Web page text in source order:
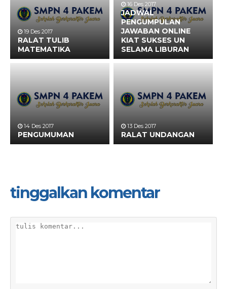
19 Des 2017
RALAT TULIB
MATEMATIKA
16 Des 2017
JADWAL
PENGUMPULAN
JAWABAN ONLINE
KIAT SUKSES UN
SELAMA LIBURAN
14 Des 2017
PENGUMUMAN
13 Des 2017
RALAT UNDANGAN
tinggalkan komentar